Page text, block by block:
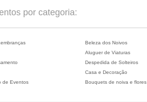
por categoria:
de Eventos
Beleza dos Noivos
Aluguer de Viaturas
Despedida de Solteiros
Casa e Decoração
Bouquets de noiva e flores